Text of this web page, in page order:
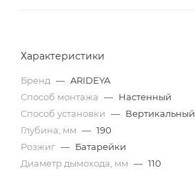
Характеристики
Бренд — ARIDEYA
Способ монтажа — Настенный
Способ установки — Вертикальный
Глубина, мм — 190
Розжиг — Батарейки
Диаметр дымохода, мм — 110